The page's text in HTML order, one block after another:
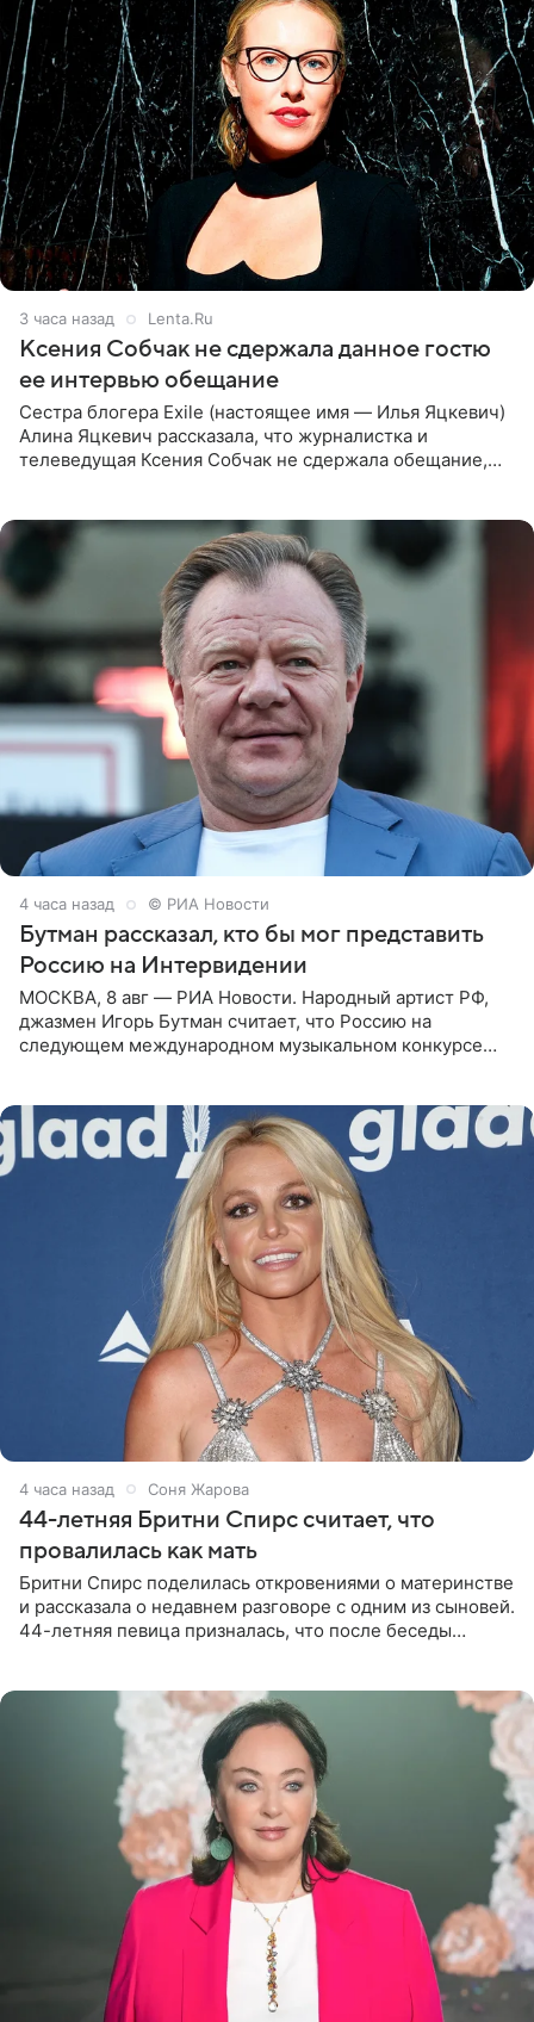
3 часа назад Lenta.Ru
Ксения Собчак не сдержала данное гостю
ее интервью обещание
Сестра блогера Exile (настоящее имя — Илья Яцкевич)
Алина Яцкевич рассказала, что журналистка и
телеведущая Ксения Собчак не сдержала обещание,
4 часа назад © РИА Новости
Бутман рассказал, кто бы мог представить
Россию на Интервидении
МОСКВА, 8 авг — РИА Новости. Народный артист РФ,
джазмен Игорь Бутман считает, что Россию на
следующем международном музыкальном конкурсе
4 часа назад Соня Жарова
44-летняя Бритни Спирс считает, что
провалилась как мать
Бритни Спирс поделилась откровениями о материнстве
и рассказала о недавнем разговоре с одним из сыновей.
44-летняя певица призналась, что после беседы